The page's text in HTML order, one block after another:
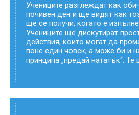
Учениците разглеждат как
почивен ден и ще видят как
ще се получи, когато е
Учениците ще дискутират
действия, които могат да
поне един човек, а може би и
принципа „предай нататък“. Те